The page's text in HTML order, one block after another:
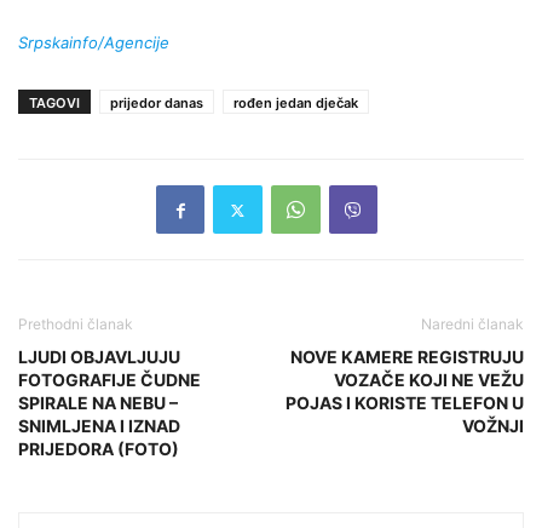
Srpskainfo/Agencije
TAGOVI prijedor danas rođen jedan dječak
Prethodni članak
LJUDI OBJAVLJUJU
FOTOGRAFIJE ČUDNE
SPIRALE NA NEBU –
SNIMLJENA I IZNAD
PRIJEDORA (FOTO)
Naredni članak
NOVE KAMERE REGISTRUJU
VOZAČE KOJI NE VEŽU
POJAS I KORISTE TELEFON U
VOŽNJI